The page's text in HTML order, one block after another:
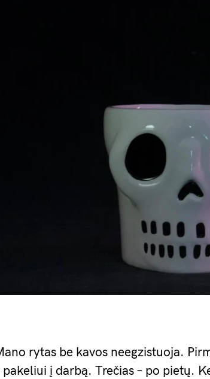
rytas be kavos neegzistuoja.
pakeliui į darbą. Trečias – po pietų.